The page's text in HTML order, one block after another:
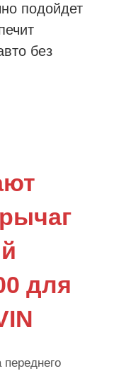
подойдет
без
для